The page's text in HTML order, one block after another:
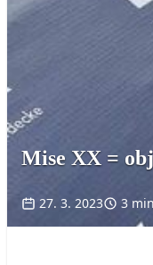
Mise XX =
27. 3. 2023 3